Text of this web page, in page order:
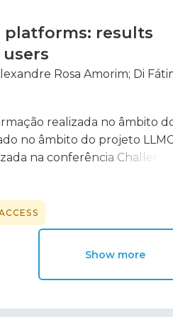
platforms: results
Rosa Amorim; Di
realizada no âmbito
no âmbito do projeto
na conferência
Show more